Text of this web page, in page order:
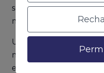
sociales tienen el
manera.
Un ejemplo es
marcado carácter
entretenimiento.